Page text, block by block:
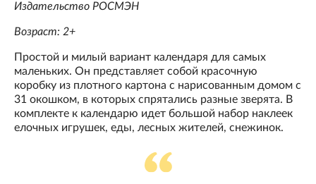
Издательство РОСМЭН
Возраст: 2+
Простой и милый вариант календаря для самых
маленьких. Он представляет собой красочную
коробку из плотного картона с нарисованным домом с
31 окошком, в которых спрятались разные зверята. В
комплекте к календарю идет большой набор наклеек
елочных игрушек, еды, лесных жителей, снежинок.